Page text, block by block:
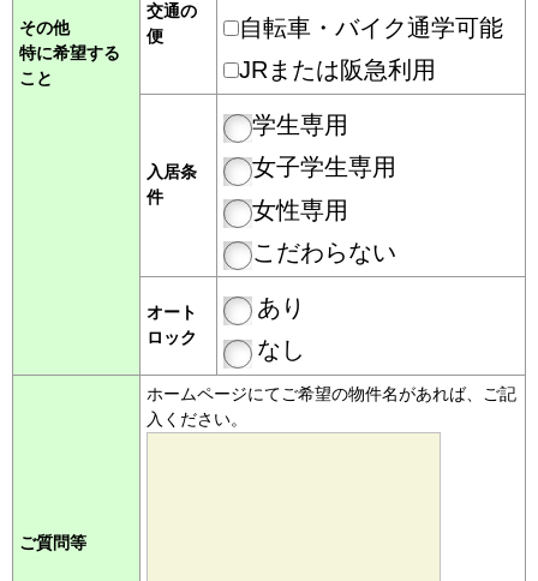
その他
特に希望する
こと
交通の
便
自転車・バイク通学可能
JRまたは阪急利用
入居条
件
学生専用
女子学生専用
女性専用
こだわらない
オート
ロック
あり
なし
ご質問等
ホームページにてご希望の物件名があれば、ご記
入ください。